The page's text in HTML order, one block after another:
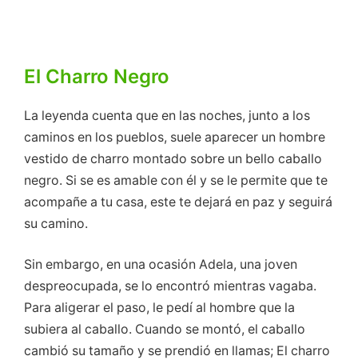
El Charro Negro
La leyenda cuenta que en las noches, junto a los
caminos en los pueblos, suele aparecer un hombre
vestido de charro montado sobre un bello caballo
negro. Si se es amable con él y se le permite que te
acompañe a tu casa, este te dejará en paz y seguirá
su camino.
Sin embargo, en una ocasión Adela, una joven
despreocupada, se lo encontró mientras vagaba.
Para aligerar el paso, le pedí al hombre que la
subiera al caballo. Cuando se montó, el caballo
cambió su tamaño y se prendió en llamas; El charro